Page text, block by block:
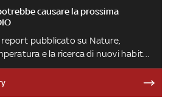
causare la prossima
pubblicato su Nature,
e la ricerca di nuovi habitat
animali causerà un aumento della
ponendo un serio rischio anche per